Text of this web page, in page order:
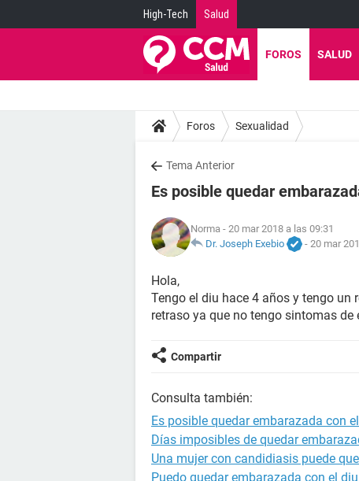
High-Tech Salud
FOROS SALUD
Foros Sexualidad
Tema Anterior
Es posible quedar
Norma - 20 mar 2018 a las 09:31
Dr. Joseph Exebio
- 20 mar
Hola,
Tengo el diu hace 4 años y tengo un
retraso ya que no tengo sintomas de
Compartir
Consulta también:
Es posible quedar embarazada con
Días imposibles de quedar
Una mujer con candidiasis puede
Puedo quedar embarazada con el diu